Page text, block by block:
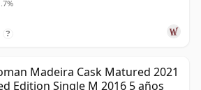
?
Madeira Cask Matured 2021
Edition Single M 2016 5 años